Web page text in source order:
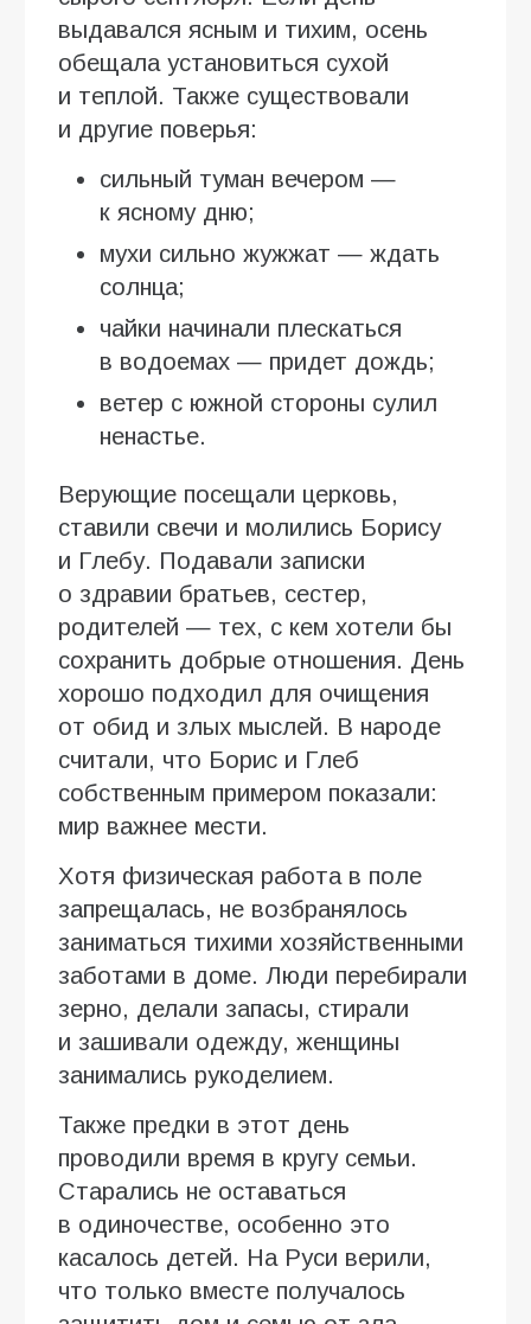
выдавался ясным и тихим, осень
обещала установиться сухой
и теплой. Также существовали
и другие поверья:
сильный туман вечером —
к ясному дню;
мухи сильно жужжат — ждать
солнца;
чайки начинали плескаться
в водоемах — придет дождь;
ветер с южной стороны сулил
ненастье.
Верующие посещали церковь,
ставили свечи и молились Борису
и Глебу. Подавали записки
о здравии братьев, сестер,
родителей — тех, с кем хотели бы
сохранить добрые отношения. День
хорошо подходил для очищения
от обид и злых мыслей. В народе
считали, что Борис и Глеб
собственным примером показали:
мир важнее мести.
Хотя физическая работа в поле
запрещалась, не возбранялось
заниматься тихими хозяйственными
заботами в доме. Люди перебирали
зерно, делали запасы, стирали
и зашивали одежду, женщины
занимались рукоделием.
Также предки в этот день
проводили время в кругу семьи.
Старались не оставаться
в одиночестве, особенно это
касалось детей. На Руси верили,
что только вместе получалось